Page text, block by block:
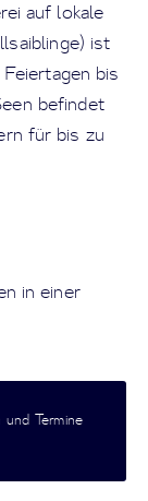
auf lokale
ist
bis
befindet
für bis zu
in einer
Termine